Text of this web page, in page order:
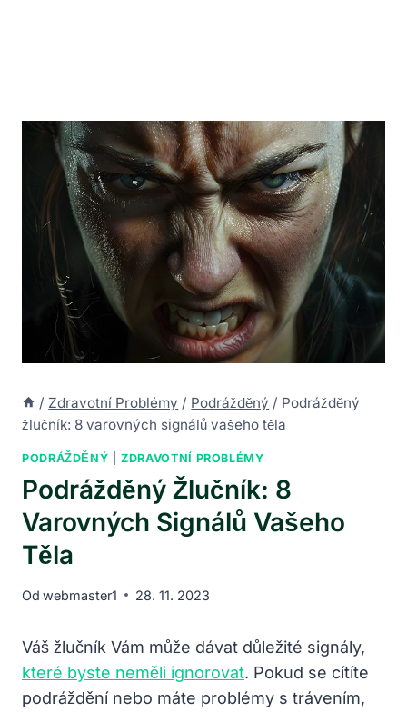
/ Zdravotní Problémy / Podrážděný / Podrážděný
žlučník: 8 varovných signálů vašeho těla
PODRÁŽDĚNÝ |ZDRAVOTNÍ PROBLÉMY
Podrážděný Žlučník: 8
Varovných Signálů Vašeho
Těla
Od webmaster1 28. 11. 2023
Váš žlučník Vám může dávat důležité signály,
které byste neměli ignorovat. Pokud se cítíte
podráždění nebo máte problémy s trávením,